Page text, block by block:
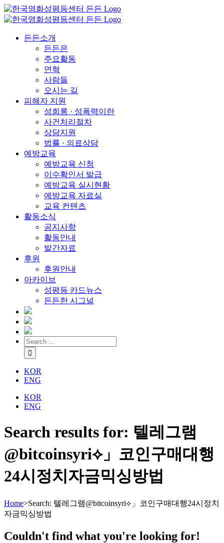
든든소개
든든은
주요활동
연혁
사람들
오시는 길
피해자 지원
성희롱 · 성폭력이란
사건처리절차
상담지원
법률 · 의료상담
예방교육
예방교육 신청
이수확인서 발급
예방교육 실시현황
예방교육 자료실
교육 컨텐츠
활동소식
공지사항
활동안내
발간자료
후원
후원안내
아카이브
성평등 카드뉴스
든든한 시그널
KOR
ENG
KOR
ENG
Search results for: 텔레그램
@bitcoinsyri⟡」코인구매대행
24시정치자금믹싱방법
Home>Search: 텔레그램@bitcoinsyri⟡」코인구매대행24시정치
자금믹싱방법
Couldn't find what you're looking for!